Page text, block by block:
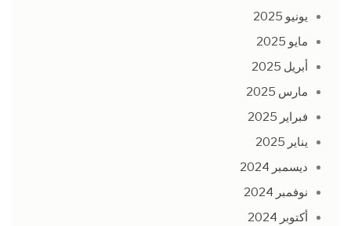
يونيو 2025
مايو 2025
أبريل 2025
مارس 2025
فبراير 2025
يناير 2025
ديسمبر 2024
نوفمبر 2024
أكتوبر 2024